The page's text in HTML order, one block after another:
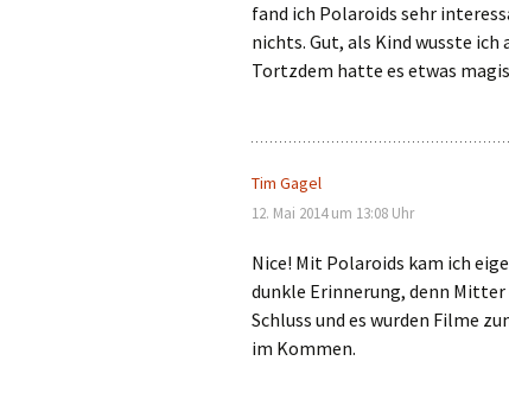
fand ich Polaroids sehr
nichts. Gut, als Kind wusste ich
Tortzdem hatte es etwas
Tim Gagel
12. Mai 2014 um 13:08 Uhr
Nice! Mit Polaroids kam ich
dunkle Erinnerung, denn Mitter
Schluss und es wurden Filme
im Kommen.